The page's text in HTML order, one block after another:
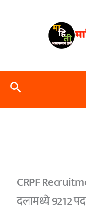
Search
CRPF
दलामध्ये 9212